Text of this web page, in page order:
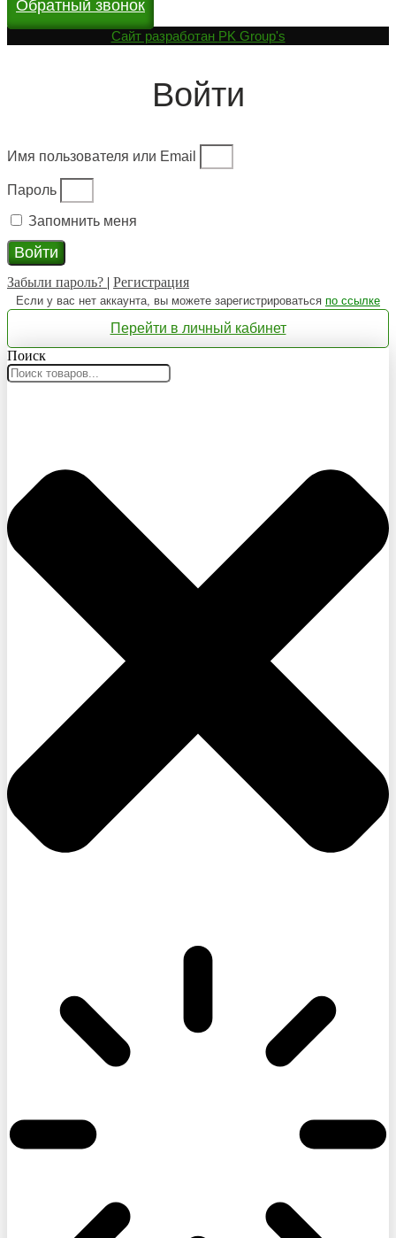
Обратный звонок
Cайт разработан PK Group's
Войти
Имя пользователя или Email
Пароль
Запомнить меня
Войти
Забыли пароль? | Регистрация
Если у вас нет аккаунта, вы можете зарегистрироваться по ссылке
Перейти в личный кабинет
Поиск